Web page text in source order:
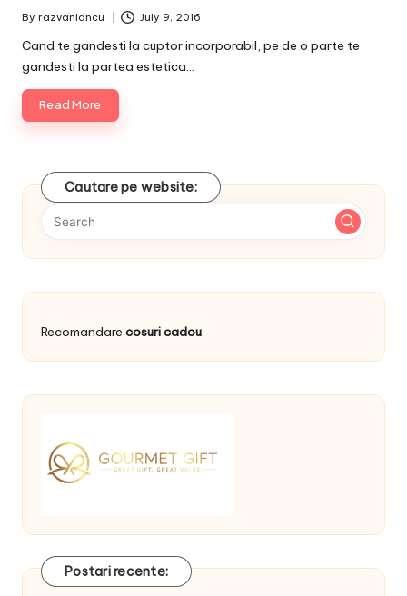
Posted
By razvaniancu July 9, 2016
Cand te gandesti la cuptor incorporabil, pe de o parte te
gandesti la partea estetica…
Read More
Cautare pe website:
Recomandare cosuri cadou:
Postari recente: